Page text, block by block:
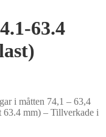
63.4
i måtten 74,1 – 63,4
63.4 mm) – Tillverkade i